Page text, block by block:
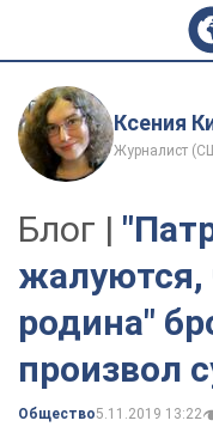
Ксения
Журналист
Блог |
жалуются,
родина"
произвол
Общество5.11.2019 13:22